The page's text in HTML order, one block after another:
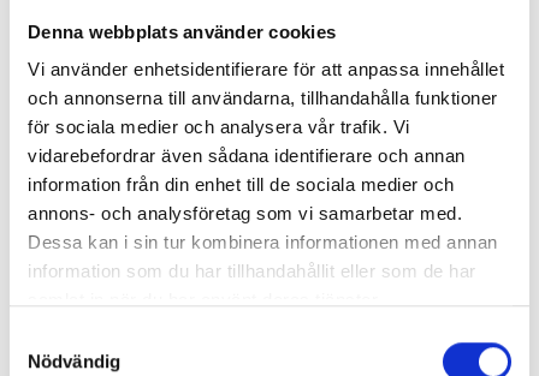
Denna webbplats använder cookies
Vi använder enhetsidentifierare för att anpassa innehållet
och annonserna till användarna, tillhandahålla funktioner
för sociala medier och analysera vår trafik. Vi
vidarebefordrar även sådana identifierare och annan
information från din enhet till de sociala medier och
annons- och analysföretag som vi samarbetar med.
Dessa kan i sin tur kombinera informationen med annan
information som du har tillhandahållit eller som de har
Nödvändig
Debatt
Replik: ”Sociala medier kan räknas som kritisk
infrastruktur”
Instagram för att nå hela befolkningen”